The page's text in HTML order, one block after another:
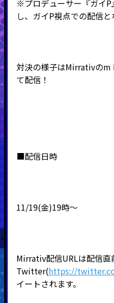
※プロデューサー『ガイ
し、ガイP視点での配信と
対決の様子はMirrativのm
て配信！
■配信日時
11/19(金)19時～
Mirrativ配信URLは配信直
Twitter(https://
イートされます。